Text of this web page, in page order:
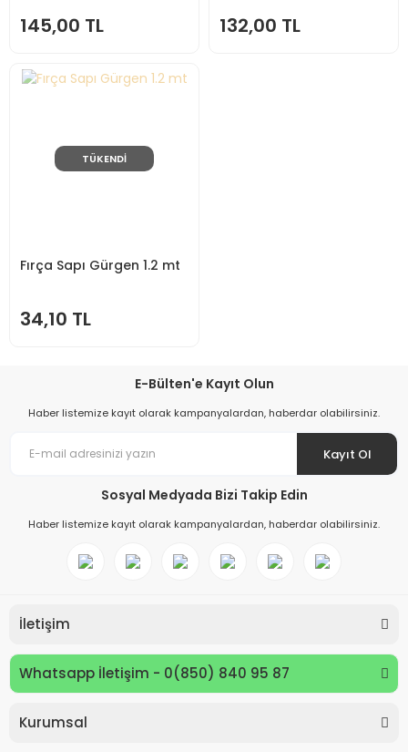
145,00 TL 132,00 TL
TÜKENDİ
Fırça Sapı Gürgen 1.2 mt
34,10 TL
E-Bülten'e Kayıt Olun
Haber listemize kayıt olarak kampanyalardan, haberdar olabilirsiniz.
Kayıt Ol
Sosyal Medyada Bizi Takip Edin
Haber listemize kayıt olarak kampanyalardan, haberdar olabilirsiniz.
İletişim
Whatsapp İletişim - 0(850) 840 95 87
Kurumsal